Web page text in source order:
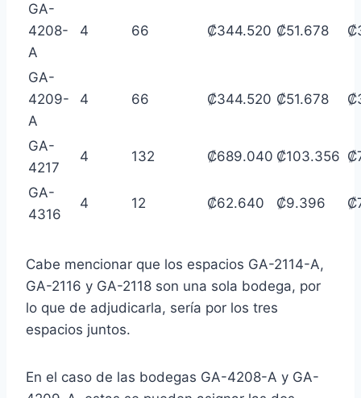
GA-
4208-
A
4 66 ₡344.520 ₡51.678
GA-
4209-
A
4 66 ₡344.520 ₡51.678
GA-
4217
4 132 ₡689.040 ₡103.356
GA-
4316
4 12 ₡62.640 ₡9.396
Cabe mencionar que los espacios GA-2114-A,
GA-2116 y GA-2118 son una sola bodega, por
lo que de adjudicarla, sería por los tres
espacios juntos.
En el caso de las bodegas GA-4208-A y GA-